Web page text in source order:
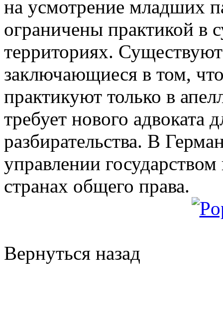
на усмотрение младших
ограничены практикой в
территориях.
заключающиеся в том,
практикуют только в
требует нового адвоката
разбирательства. В
управлении
странах общего права.
Вернуться назад